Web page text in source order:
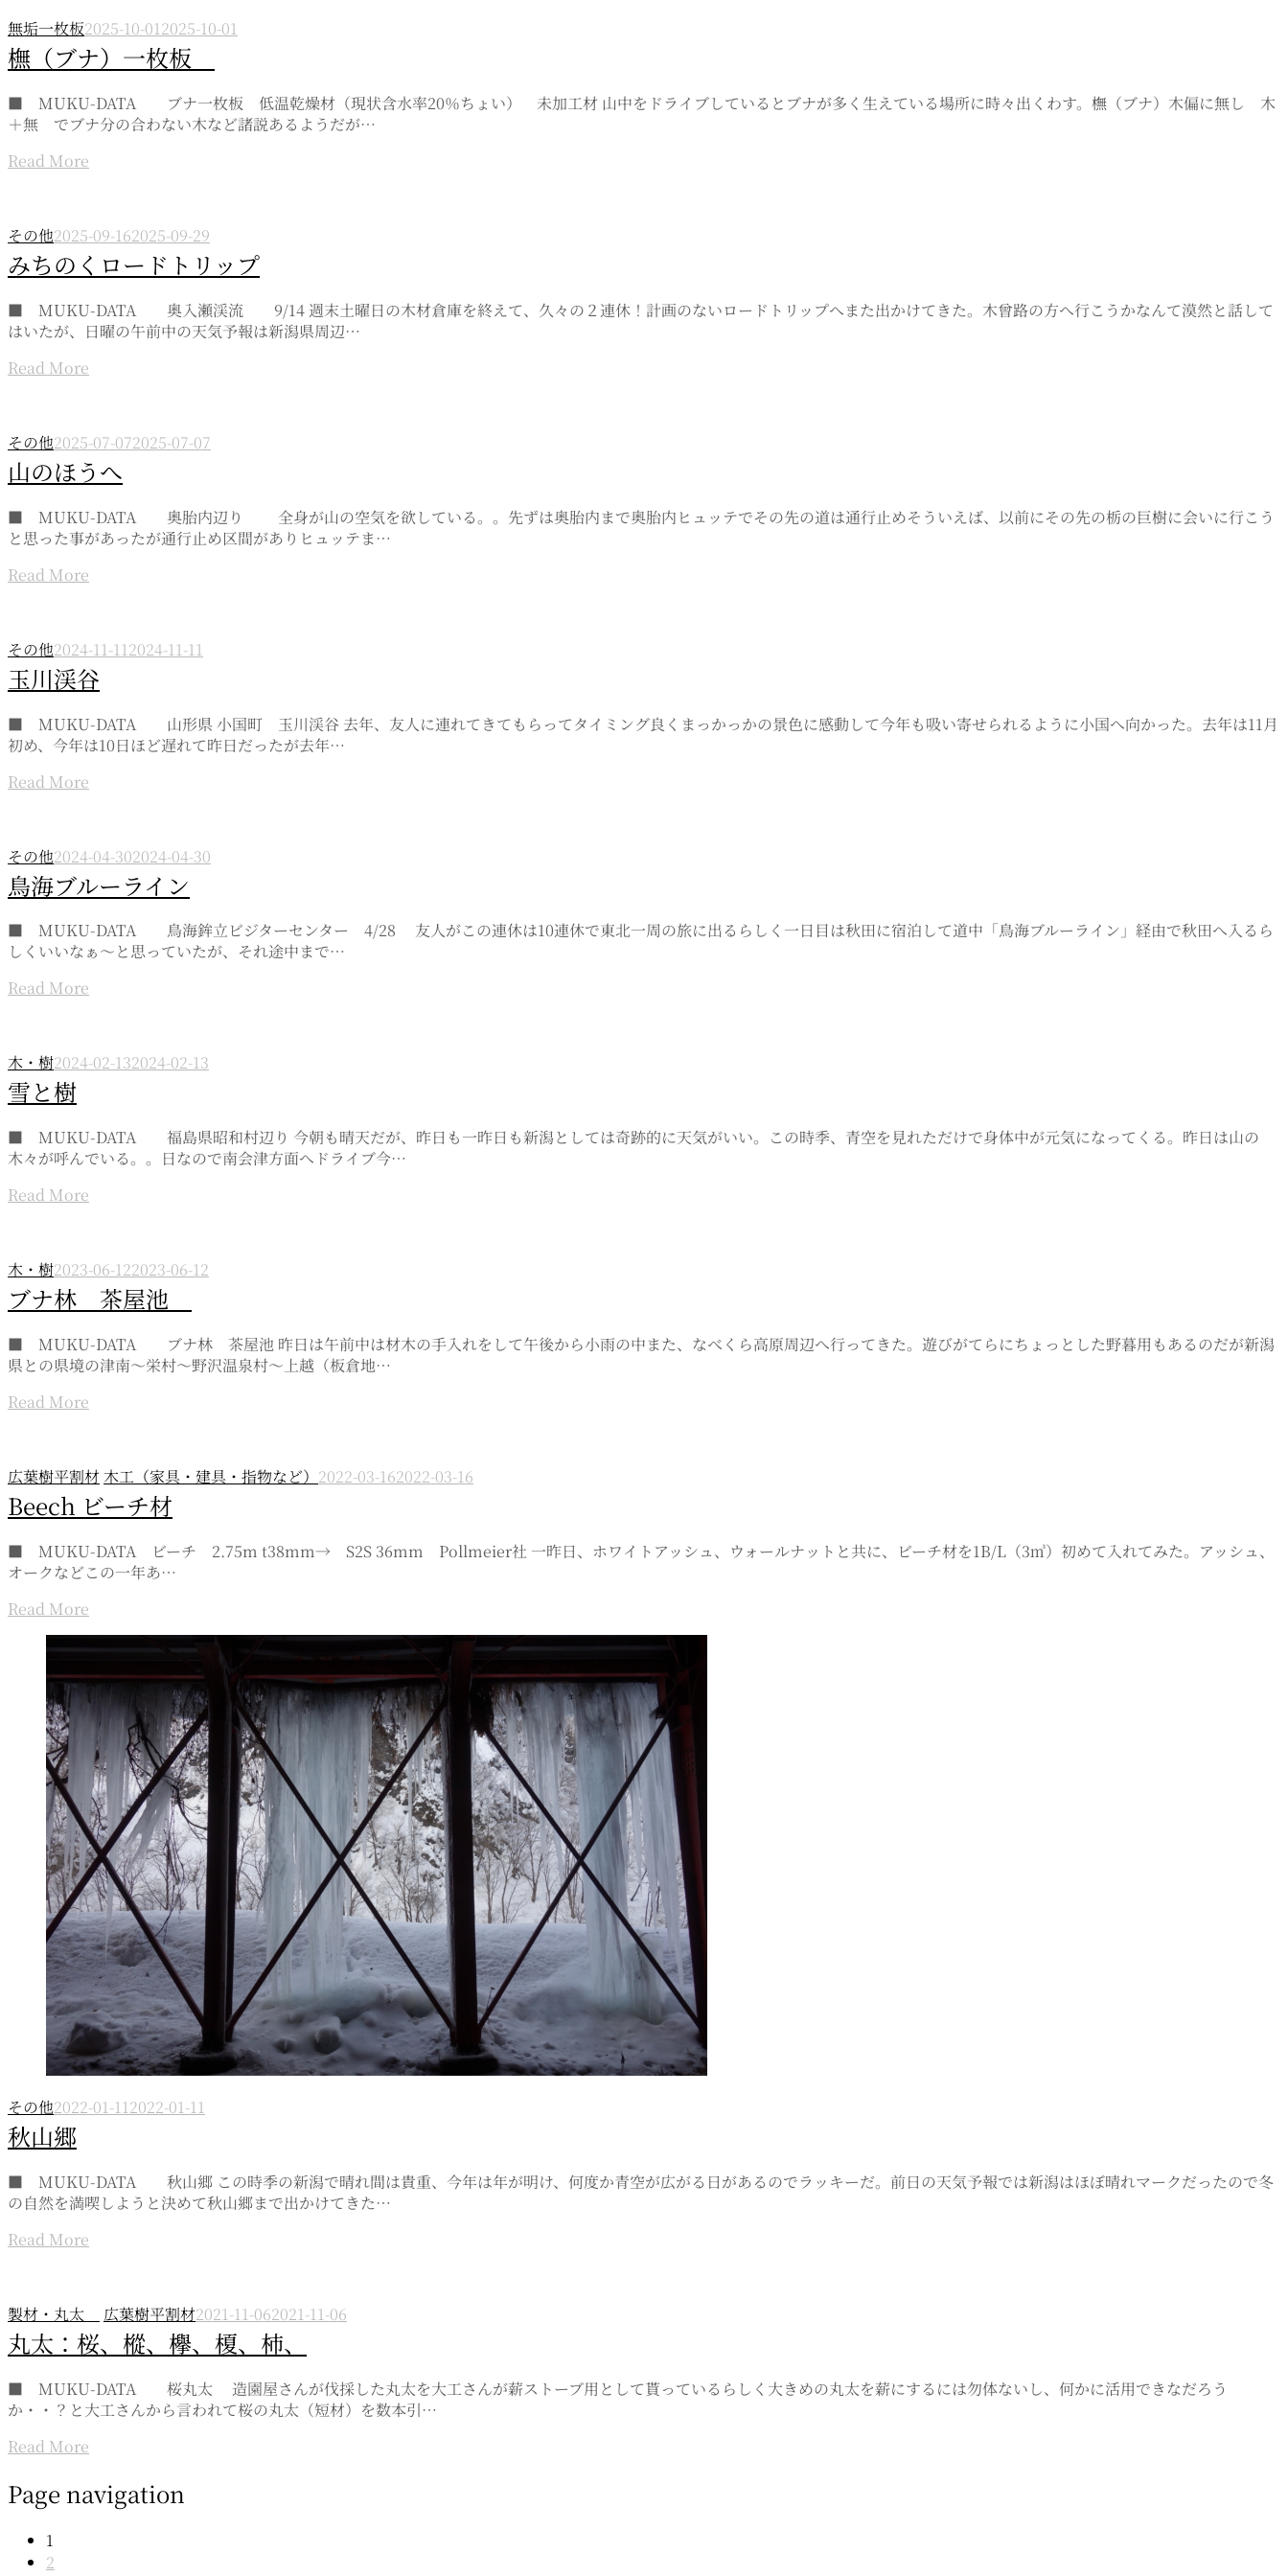
無垢一枚板2025-10-012025-10-01
橅（ブナ）一枚板
■ MUKU-DATA ブナ一枚板 低温乾燥材（現状含水率20％ちょい） 未加工材 山中をドライブしているとブナが多く生えている場所に時々出くわす。橅（ブナ）木偏に無し 木
＋無 でブナ分の合わない木など諸説あるようだが…
Read More
その他2025-09-162025-09-29
みちのくロードトリップ
■ MUKU-DATA 奥入瀬渓流 9/14 週末土曜日の木材倉庫を終えて、久々の２連休！計画のないロードトリップへまた出かけてきた。木曾路の方へ行こうかなんて漠然と話して
はいたが、日曜の午前中の天気予報は新潟県周辺…
Read More
その他2025-07-072025-07-07
山のほうへ
■ MUKU-DATA 奥胎内辺り 全身が山の空気を欲している。。先ずは奥胎内まで奥胎内ヒュッテでその先の道は通行止めそういえば、以前にその先の栃の巨樹に会いに行こう
と思った事があったが通行止め区間がありヒュッテま…
Read More
その他2024-11-112024-11-11
玉川渓谷
■ MUKU-DATA 山形県 小国町 玉川渓谷 去年、友人に連れてきてもらってタイミング良くまっかっかの景色に感動して今年も吸い寄せられるように小国へ向かった。去年は11月
初め、今年は10日ほど遅れて昨日だったが去年…
Read More
その他2024-04-302024-04-30
鳥海ブルーライン
■ MUKU-DATA 鳥海鉾立ビジターセンター 4/28 友人がこの連休は10連休で東北一周の旅に出るらしく一日目は秋田に宿泊して道中「鳥海ブルーライン」経由で秋田へ入るら
しくいいなぁ～と思っていたが、それ途中まで…
Read More
木・樹2024-02-132024-02-13
雪と樹
■ MUKU-DATA 福島県昭和村辺り 今朝も晴天だが、昨日も一昨日も新潟としては奇跡的に天気がいい。この時季、青空を見れただけで身体中が元気になってくる。昨日は山の
木々が呼んでいる。。日なので南会津方面へドライブ今…
Read More
木・樹2023-06-122023-06-12
ブナ林 茶屋池
■ MUKU-DATA ブナ林 茶屋池 昨日は午前中は材木の手入れをして午後から小雨の中また、なべくら高原周辺へ行ってきた。遊びがてらにちょっとした野暮用もあるのだが新潟
県との県境の津南～栄村～野沢温泉村～上越（板倉地…
Read More
広葉樹平割材木工（家具・建具・指物など） 2022-03-162022-03-16
Beech ビーチ材
■ MUKU-DATA ビーチ 2.75m t38mm→ S2S 36mm Pollmeier社 一昨日、ホワイトアッシュ、ウォールナットと共に、ビーチ材を1B/L（3㎥）初めて入れてみた。アッシュ、
オークなどこの一年あ…
Read More
その他2022-01-112022-01-11
秋山郷
■ MUKU-DATA 秋山郷 この時季の新潟で晴れ間は貴重、今年は年が明け、何度か青空が広がる日があるのでラッキーだ。前日の天気予報では新潟はほぼ晴れマークだったので冬
の自然を満喫しようと決めて秋山郷まで出かけてきた…
Read More
製材・丸太 広葉樹平割材2021-11-062021-11-06
丸太：桜、樅、欅、榎、柿、
■ MUKU-DATA 桜丸太 造園屋さんが伐採した丸太を大工さんが薪ストーブ用として貰っているらしく大きめの丸太を薪にするには勿体ないし、何かに活用できなだろう
か・・？と大工さんから言われて桜の丸太（短材）を数本引…
Read More
Page navigation
1
2